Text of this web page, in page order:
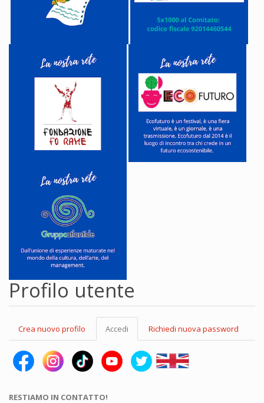
Profilo utente
primarie
Crea nuovo profilo Accedi (scheda
attiva)
Richiedi nuova password
RESTIAMO IN CONTATTO!